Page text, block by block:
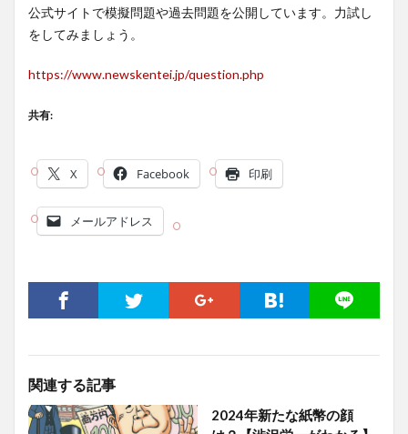
公式サイトで模擬問題や過去問題を公開しています。力試し
をしてみましょう。
https://www.newskentei.jp/question.php
共有:
X Facebook 印刷
メールアドレス
関連する記事
2024年新たな紙幣の顔